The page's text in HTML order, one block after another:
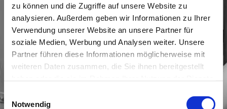
zu können und die Zugriffe auf unsere Website zu
analysieren. Außerdem geben wir Informationen zu Ihrer
Verwendung unserer Website an unsere Partner für
soziale Medien, Werbung und Analysen weiter. Unsere
Partner führen diese Informationen möglicherweise mit
weiteren Daten zusammen, die Sie ihnen bereitgestellt
Einwilligungsauswahl
Notwendig